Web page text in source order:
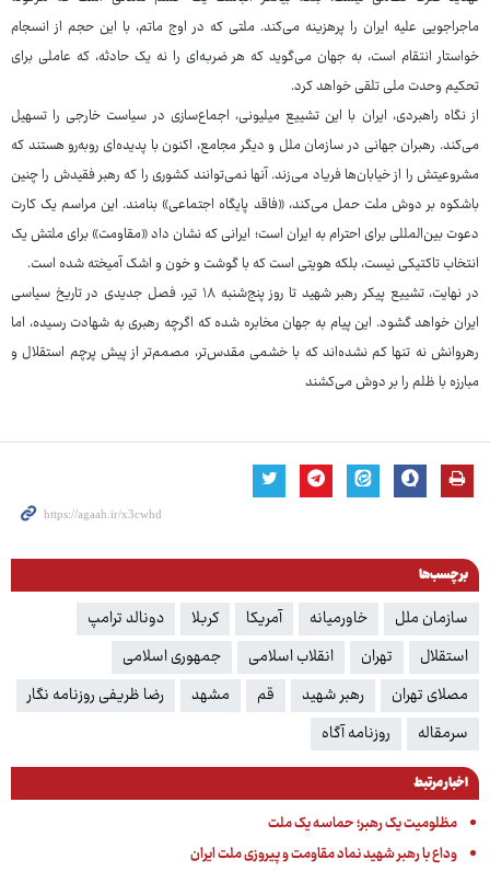
ماجراجویی علیه ایران را پرهزینه می‌کند. ملتی که در اوج ماتم، با این حجم از انسجام
خواستار انتقام است، به جهان می‌گوید که هر ضربه‌ای را نه یک حادثه، که عاملی برای
تحکیم وحدت ملی تلقی خواهد کرد.
از نگاه راهبردی، ایران با این تشییع میلیونی، اجماع‌سازی در سیاست خارجی را تسهیل
می‌کند. رهبران جهانی در سازمان ملل و دیگر مجامع، اکنون با پدیده‌ای روبه‌رو هستند که
مشروعیتش را از خیابان‌ها فریاد می‌زند. آنها نمی‌توانند کشوری را که رهبر فقیدش را چنین
باشکوه بر دوش ملت حمل می‌کند، «فاقد پایگاه اجتماعی» بنامند. این مراسم یک کارت
دعوت بین‌المللی برای احترام به ایران است؛ ایرانی که نشان داد «مقاومت» برای ملتش یک
انتخاب تاکتیکی نیست، بلکه هویتی است که با گوشت و خون و اشک آمیخته شده است.
در نهایت، تشییع پیکر رهبر شهید تا روز پنج‌شنبه ۱۸ تیر، فصل جدیدی در تاریخ سیاسی
ایران خواهد گشود. این پیام به جهان مخابره شده که اگرچه رهبری به شهادت رسیده، اما
رهروانش نه تنها کم نشده‌اند که با خشمی مقدس‌تر، مصمم‌تر از پیش پرچم استقلال و
مبارزه با ظلم را بر دوش می‌کشند
برچسب‌ها
سازمان ملل خاورمیانه آمریکا کربلا
دونالد ترامپ
استقلال
تهران انقلاب اسلامی
جمهوری اسلامی
مصلای تهران
رهبر شهید قم مشهد
رضا ظریفی روزنامه نگار
سرمقاله
روزنامه آگاه
اخبار مرتبط
مظلومیت یک رهبر؛ حماسه یک ملت
وداع با رهبر شهید نماد مقاومت و پیروزی ملت ایران